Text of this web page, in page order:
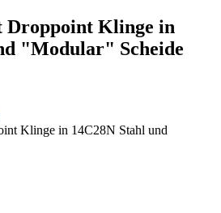
Klinge in
"Modular" Scheide